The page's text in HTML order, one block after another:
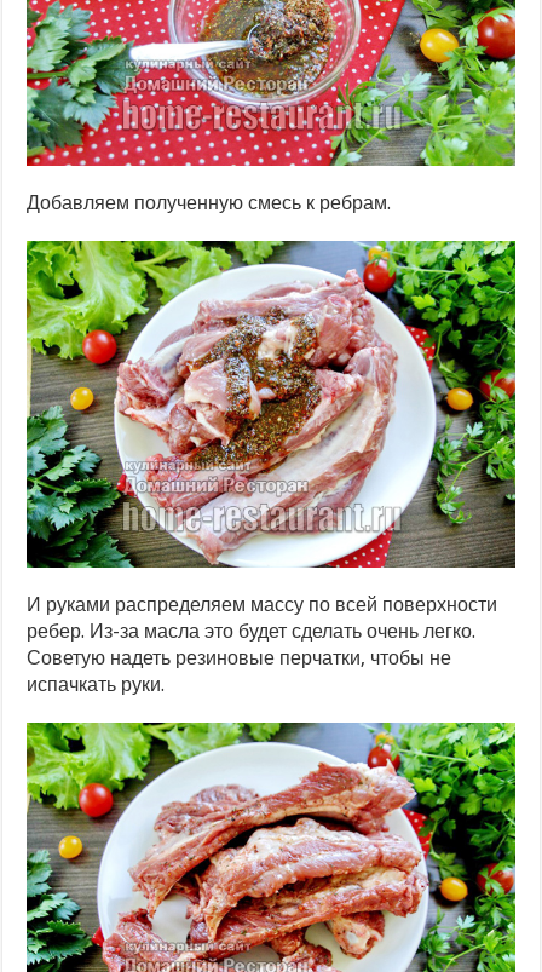
Добавляем полученную смесь к ребрам.
И руками распределяем массу по всей поверхности
ребер. Из-за масла это будет сделать очень легко.
Советую надеть резиновые перчатки, чтобы не
испачкать руки.